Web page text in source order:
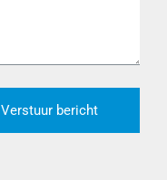
Verstuur bericht